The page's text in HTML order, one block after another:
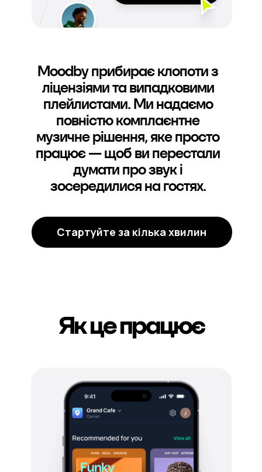
Moodby прибирає клопоти з
ліцензіями та випадковими
плейлистами. Ми надаємо
повністю комплаєнтне
музичне рішення, яке просто
працює — щоб ви перестали
думати про звук і
зосередилися на гостях.
Стартуйте за кілька хвилин
Як це працює